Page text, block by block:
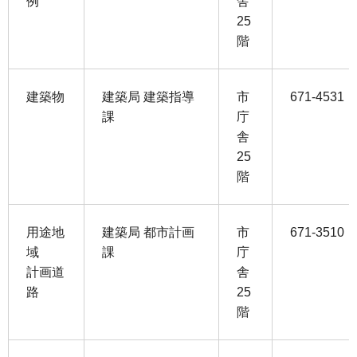
25
階
建築物
建築局 建築指導
課
市
庁
舎
25
階
671-4531
用途地
域
計画道
路
建築局 都市計画
課
市
庁
舎
25
階
671-3510